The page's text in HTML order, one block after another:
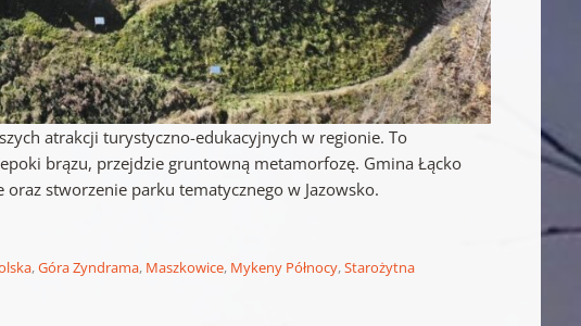
atrakcji turystyczno-edukacyjnych w regionie. To
brązu, przejdzie gruntowną metamorfozę. Gmina Łącko
stworzenie parku tematycznego w Jazowsko.
,Góra Zyndrama, Maszkowice, Mykeny Północy,Starożytna